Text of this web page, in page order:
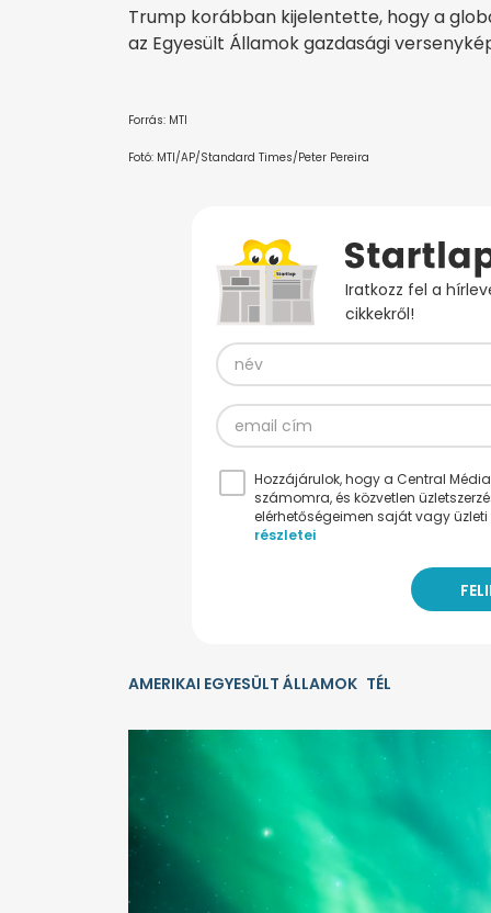
Trump korábban kijelentette, hogy a
az Egyesült Államok gazdasági
Forrás: MTI
Fotó: MTI/AP/Standard Times/Peter Pereira
Iratkozz fel a
cikkekről!
Hozzájárulok, hogy a Central
számomra, és közvetlen
elérhetőségeimen saját vagy
részletei
AMERIKAI EGYESÜLT ÁLLAMOK TÉL